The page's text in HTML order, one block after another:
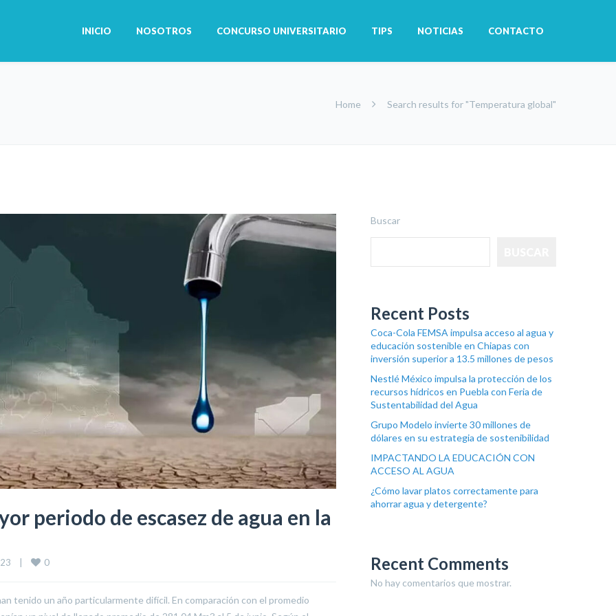
INICIO NOSOTROS CONCURSO UNIVERSITARIO TIPS NOTICIAS CONTACTO
Home Search results for "Temperatura global"
periodo de escasez de agua en la
0
tenido un año particularmente difícil. En comparación con el promedio
Buscar
Recent Posts
Coca-Cola FEMSA impulsa acceso al agua y
educación sostenible en Chiapas con
inversión superior a 13.5 millones de pesos
Nestlé México impulsa la protección de los
recursos hídricos en Puebla con Feria de
Sustentabilidad del Agua
Grupo Modelo invierte 30 millones de
dólares en su estrategia de sostenibilidad
IMPACTANDO LA EDUCACIÓN CON
ACCESO AL AGUA
¿Cómo lavar platos correctamente para
ahorrar agua y detergente?
Recent Comments
No hay comentarios que mostrar.